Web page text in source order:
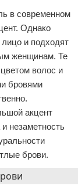
в современном
Однако
и подходят
женщинам. Те
волос и
бровями
акцент
незаметность
брови.